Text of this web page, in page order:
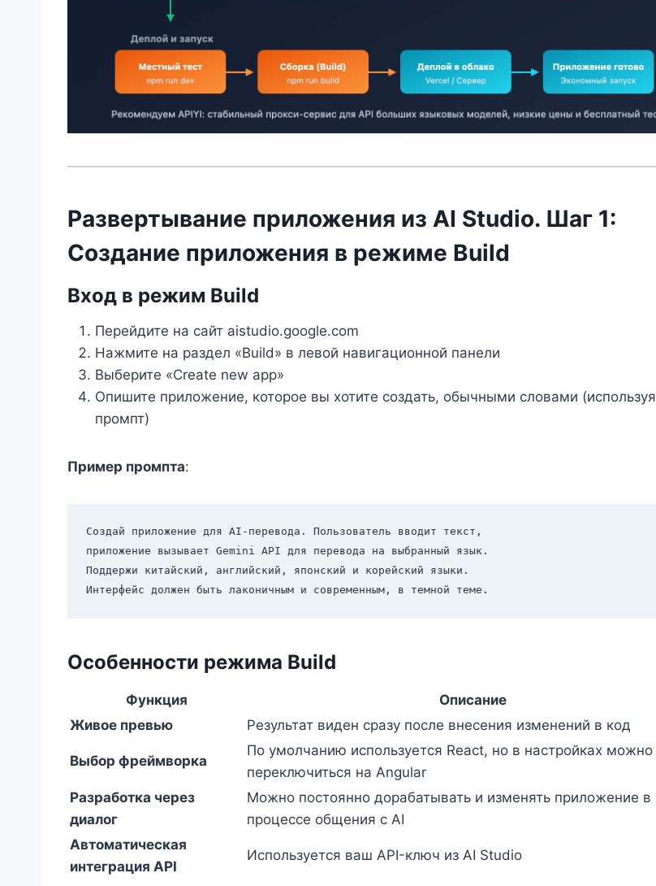
Развертывание приложения из AI Studio. Шаг 1:
Создание приложения в режиме Build
Вход в режим Build
Перейдите на сайт aistudio.google.com
Нажмите на раздел «Build» в левой навигационной панели
Выберите «Create new app»
Опишите приложение, которое вы хотите создать, обычными словами (используя
промпт)
Пример промпта:
Создай приложение для AI-перевода. Пользователь вводит текст,
приложение вызывает Gemini API для перевода на выбранный язык.
Поддержи китайский, английский, японский и корейский языки.
Особенности режима Build
Функция
Описание
Живое превью
Результат виден сразу после внесения изменений в код
Выбор фреймворка
По умолчанию используется React, но в настройках можно
переключиться на Angular
Разработка через
диалог
Можно постоянно дорабатывать и изменять приложение в
процессе общения с AI
Автоматическая
интеграция API
Используется ваш API-ключ из AI Studio